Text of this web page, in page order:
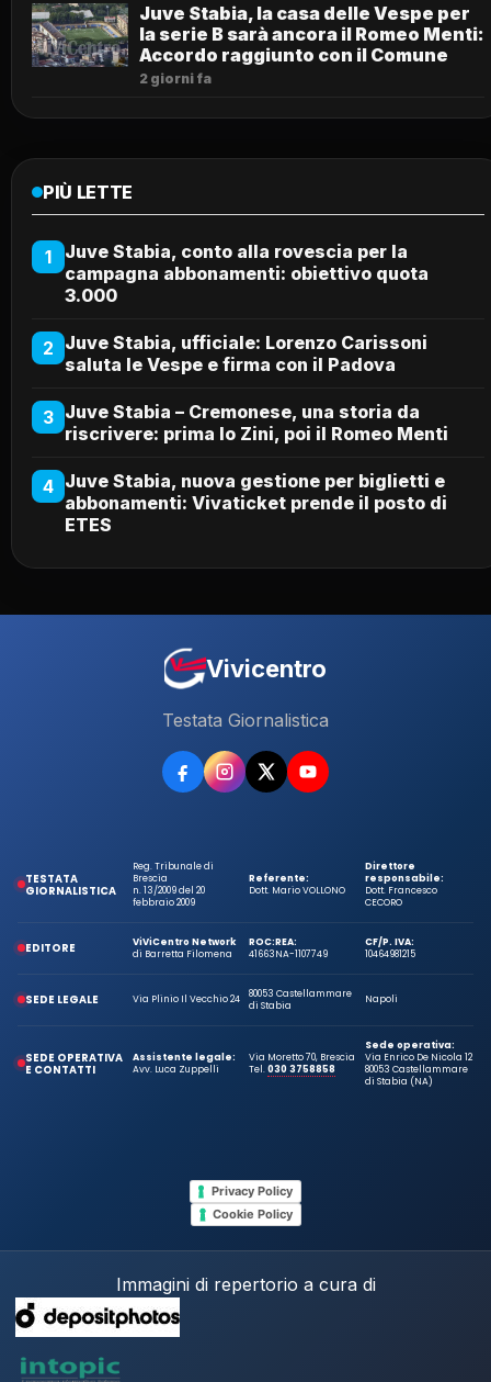
Juve Stabia, la casa delle Vespe per
la serie B sarà ancora il Romeo Menti:
Accordo raggiunto con il Comune
2 giorni fa
PIÙ LETTE
1
Juve Stabia, conto alla rovescia per la
campagna abbonamenti: obiettivo quota
3.000
2 Juve Stabia, ufficiale: Lorenzo Carissoni
saluta le Vespe e firma con il Padova
3 Juve Stabia – Cremonese, una storia da
riscrivere: prima lo Zini, poi il Romeo Menti
4 Juve Stabia, nuova gestione per biglietti e
abbonamenti: Vivaticket prende il posto di
ETES
Vivicentro
Testata Giornalistica
TESTATA
GIORNALISTICA
Reg. Tribunale di
Brescia
n. 13/2009 del 20
febbraio 2009
Referente:
Dott. Mario VOLLONO
Direttore
responsabile:
Dott. Francesco
CECORO
EDITORE
ViViCentro Network
di Barretta Filomena
ROC:
41663
REA:
NA-1107749
CF/P. IVA:
10464981215
SEDE LEGALE Via Plinio Il Vecchio 24
80053 Castellammare
di Stabia
Napoli
SEDE OPERATIVA
E CONTATTI
Assistente legale:
Avv. Luca Zuppelli
Via Moretto 70, Brescia
Tel.030 3758858
Sede operativa:
Via Enrico De Nicola 12
80053 Castellammare
di Stabia (NA)
Privacy Policy
Cookie Policy
Immagini di repertorio a cura di